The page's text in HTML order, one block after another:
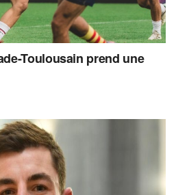
Toulousain prend une